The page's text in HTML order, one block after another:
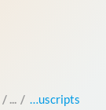
Manuscripts
/